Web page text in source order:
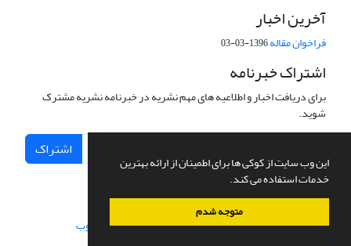
این وب سایت از کوکی ها برای اطمینان از ارائه بهترین
خدمات استفاده می کند.
متوجه شدم
آخرین اخبار
فراخوان مقاله1396-03-03
اشتراک خبرنامه
برای دریافت اخبار و اطلاعیه های مهم نشریه در خبرنامه نشریه مشترک
شوید.
اشتراک
سامانه مدیریت نشریات علمی.طراحی و پیاده سازی از سیناوب